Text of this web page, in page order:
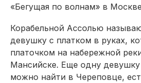
«Бегущая по волнам» в
Корабельной Ассолью
девушку с платком в руках,
платочком на набережной
Мансийске. Еще одну девушку
можно найти в Череповце,